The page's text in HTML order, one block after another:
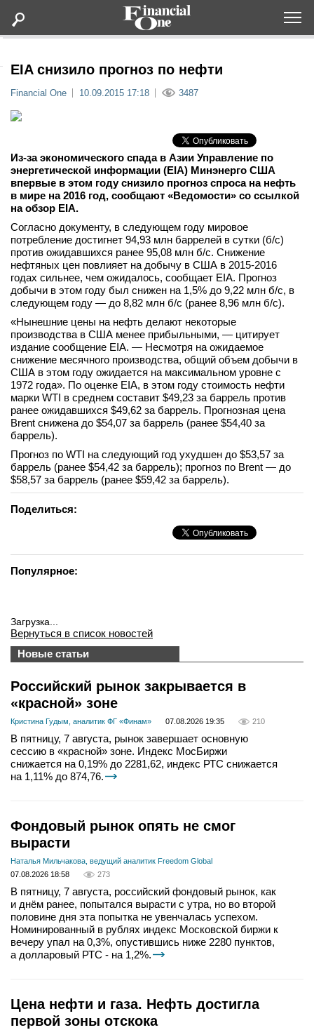
Lifestyle
Мероприятия
Новости
Интервью
вконтакте
телеграм
Стать автором
Вход
EIA снизило прогноз по нефти
Financial One 10.09.2015 17:18 3487
Из-за экономического спада в Азии Управление по
энергетической информации (EIA) Минэнерго США
впервые в этом году снизило прогноз спроса на нефть
в мире на 2016 год, сообщают «Ведомости» со ссылкой
на обзор EIA.
Согласно документу, в следующем году мировое
потребление достигнет 94,93 млн баррелей в сутки (б/с)
против ожидавшихся ранее 95,08 млн б/с. Снижение
нефтяных цен повлияет на добычу в США в 2015-2016
годах сильнее, чем ожидалось, сообщает EIA. Прогноз
добычи в этом году был снижен на 1,5% до 9,22 млн б/с, в
следующем году — до 8,82 млн б/с (ранее 8,96 млн б/с).
«Нынешние цены на нефть делают некоторые
производства в США менее прибыльными, — цитирует
издание сообщение EIA. — Несмотря на ожидаемое
снижение месячного производства, общий объем добычи в
США в этом году ожидается на максимальном уровне с
1972 года». По оценке EIA, в этом году стоимость нефти
марки WTI в среднем составит $49,23 за баррель против
ранее ожидавшихся $49,62 за баррель. Прогнозная цена
Brent снижена до $54,07 за баррель (ранее $54,40 за
баррель).
Прогноз по WTI на следующий год ухудшен до $53,57 за
баррель (ранее $54,42 за баррель); прогноз по Brent — до
$58,57 за баррель (ранее $59,42 за баррель).
Поделиться:
Популярное:
Загрузка...
Вернуться в список новостей
Новые статьи
Российский рынок закрывается в
«красной» зоне
Кристина Гудым, аналитик ФГ «Финам» 07.08.2026 19:35 210
В пятницу, 7 августа, рынок завершает основную
сессию в «красной» зоне. Индекс МосБиржи
снижается на 0,19% до 2281,62, индекс РТС снижается
на 1,11% до 874,76.
Фондовый рынок опять не смог
вырасти
Наталья Мильчакова, ведущий аналитик Freedom Global
07.08.2026 18:58
273
В пятницу, 7 августа, российский фондовый рынок, как
и днём ранее, попытался вырасти с утра, но во второй
половине дня эта попытка не увенчалась успехом.
Номинированный в рублях индекс Московской биржи к
вечеру упал на 0,3%, опустившись ниже 2280 пунктов,
а долларовый РТС - на 1,2%.
Цена нефти и газа. Нефть достигла
первой зоны отскока